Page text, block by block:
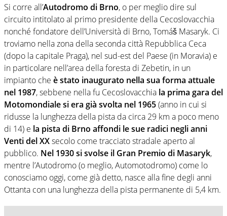
Si corre all’Autodromo di Brno, o per meglio dire sul
circuito intitolato al primo presidente della Cecoslovacchia
nonché fondatore dell’Università di Brno, Tomáš Masaryk. Ci
troviamo nella zona della seconda città Repubblica Ceca
(dopo la capitale Praga), nel sud-est del Paese (in Moravia) e
in particolare nell’area della foresta di Zebetin, in un
impianto che è stato inaugurato nella sua forma attuale
nel 1987, sebbene nella fu Cecoslovacchia la prima gara del
Motomondiale si era già svolta nel 1965(anno in cui si
ridusse la lunghezza della pista da circa 29 km a poco meno
di 14) e la pista di Brno affondi le sue radici negli anni
Venti del XXsecolo come tracciato stradale aperto al
pubblico. Nel 1930 si svolse il Gran Premio di Masaryk,
mentre l’Autodromo (o meglio, Automotodromo) come lo
conosciamo oggi, come già detto, nasce alla fine degli anni
Ottanta con una lunghezza della pista permanente di 5,4 km.